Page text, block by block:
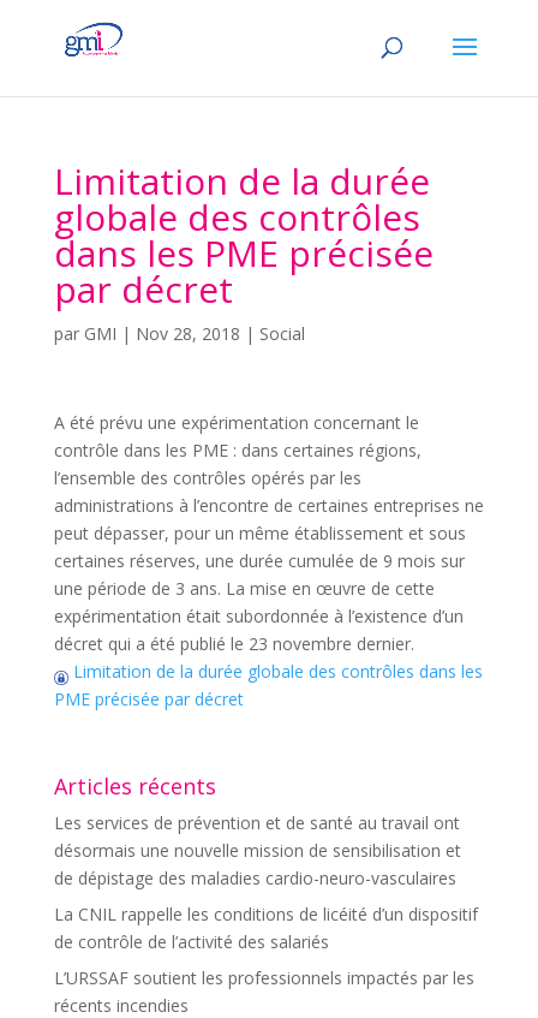
Limitation de la durée
globale des contrôles
dans les PME précisée
par décret
par GMI | Nov 28, 2018 | Social
A été prévu une expérimentation concernant le
contrôle dans les PME : dans certaines régions,
l’ensemble des contrôles opérés par les
administrations à l’encontre de certaines entreprises ne
peut dépasser, pour un même établissement et sous
certaines réserves, une durée cumulée de 9 mois sur
une période de 3 ans. La mise en œuvre de cette
expérimentation était subordonnée à l’existence d’un
décret qui a été publié le 23 novembre dernier.
Limitation de la durée globale des contrôles dans les
PME précisée par décret
Articles récents
Les services de prévention et de santé au travail ont
désormais une nouvelle mission de sensibilisation et
de dépistage des maladies cardio-neuro-vasculaires
La CNIL rappelle les conditions de licéité d’un dispositif
de contrôle de l’activité des salariés
L’URSSAF soutient les professionnels impactés par les
récents incendies